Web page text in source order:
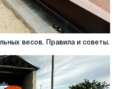
весов. Правила и советы.